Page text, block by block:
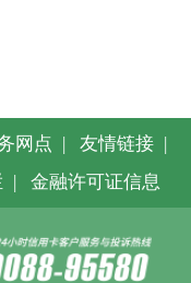
网点 | 友情链接 |
| 金融许可证信息